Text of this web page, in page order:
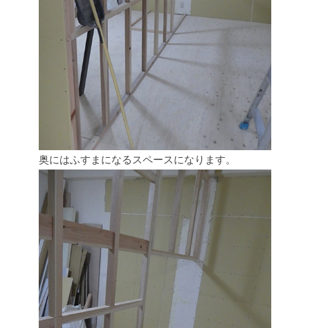
奥にはふすまになるスペースになります。